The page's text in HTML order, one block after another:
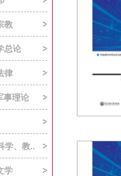
教
总论
律
事理论
学、教..
学